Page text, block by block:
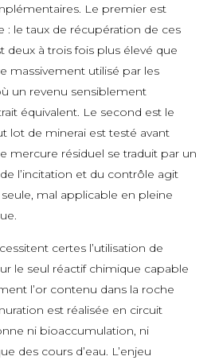
Le premier est
: le taux de récupération de ces
deux à trois fois plus élevé que
massivement utilisé par les
un revenu sensiblement
équivalent. Le second est le
lot de minerai est testé avant
mercure résiduel se traduit par un
l’incitation et du contrôle agit
mal applicable en pleine
certes l’utilisation de
le seul réactif chimique capable
l’or contenu dans la roche
est réalisée en circuit
ni bioaccumulation, ni
des cours d’eau. L’enjeu